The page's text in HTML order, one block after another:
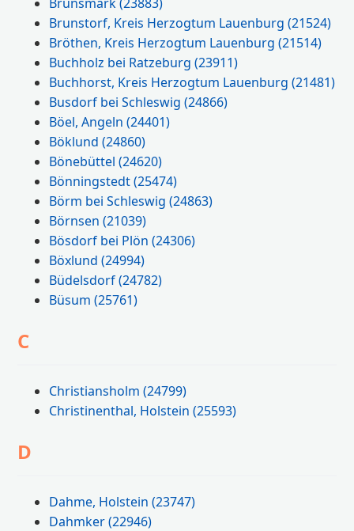
Brunstorf, Kreis Herzogtum Lauenburg(21524)
Bröthen, Kreis Herzogtum Lauenburg(21514)
Buchholz bei Ratzeburg(23911)
Buchhorst, Kreis Herzogtum Lauenburg(21481)
Busdorf bei Schleswig(24866)
Böel, Angeln(24401)
Böklund(24860)
Bönebüttel(24620)
Bönningstedt(25474)
Börm bei Schleswig(24863)
Börnsen(21039)
Bösdorf bei Plön(24306)
Böxlund(24994)
Büdelsdorf(24782)
Büsum(25761)
C
Christiansholm(24799)
Christinenthal, Holstein(25593)
D
Dahme, Holstein(23747)
Dahmker(22946)